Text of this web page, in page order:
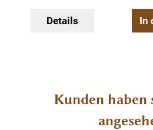
Details In
Produktgalerie überspringen
Kunden haben